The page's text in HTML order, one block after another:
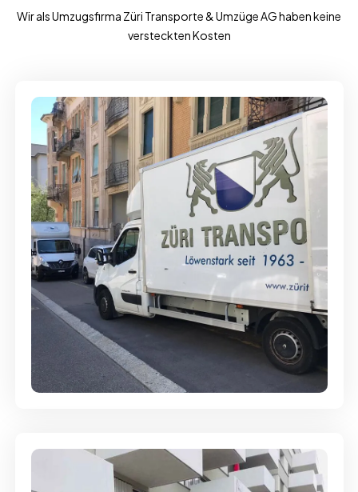
Wir als Umzugsfirma Züri Transporte & Umzüge AG haben keine
versteckten Kosten
Full-Service - Für Privatumzüge